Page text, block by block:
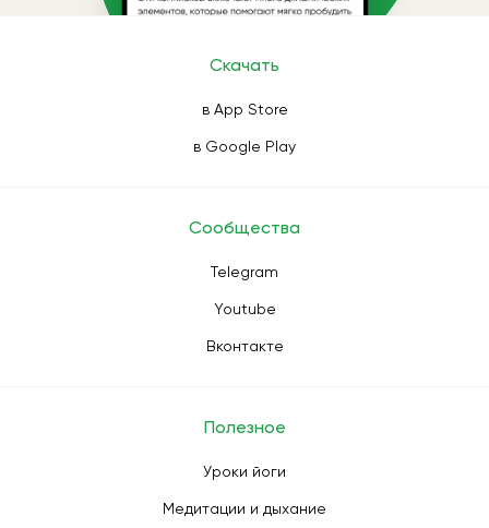
Скачать
в App Store
в Google Play
Сообщества
Telegram
Youtube
Вконтакте
Полезное
Уроки йоги
Медитации и дыхание